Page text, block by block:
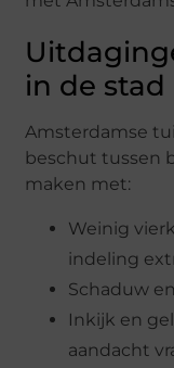
in de stad
Amsterdamse
beschut tussen
maken met:
Weinig
indeling
Schaduw
Inkijk en
aandacht